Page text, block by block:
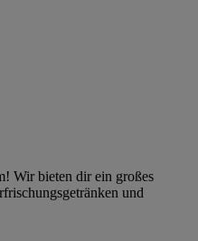
Wir bieten dir ein großes
und